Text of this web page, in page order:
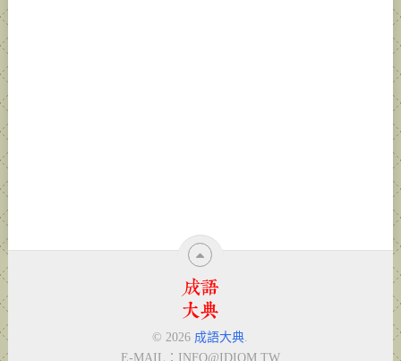
© 2026 成語大典.
E-MAIL： INFO@IDIOM.TW